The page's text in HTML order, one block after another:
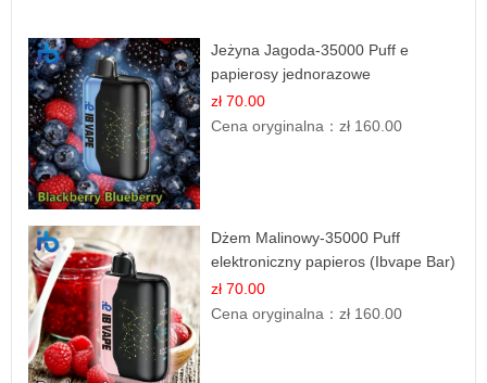
Jeżyna Jagoda-35000 Puff e
papierosy jednorazowe
zł 70.00
Cena oryginalna：zł 160.00
Dżem Malinowy-35000 Puff
elektroniczny papieros (Ibvape Bar)
zł 70.00
Cena oryginalna：zł 160.00